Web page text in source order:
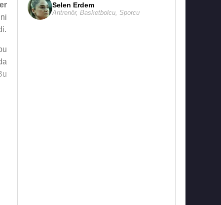
Selen Erdem
Antrenör, Basketbolcu Sporcu